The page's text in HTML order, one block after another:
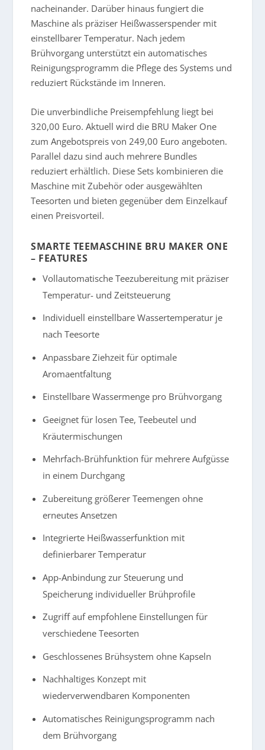
nacheinander. Darüber hinaus fungiert die
Maschine als präziser Heißwasserspender mit
einstellbarer Temperatur. Nach jedem
Brühvorgang unterstützt ein automatisches
Reinigungsprogramm die Pflege des Systems und
reduziert Rückstände im Inneren.
Die unverbindliche Preisempfehlung liegt bei
320,00 Euro. Aktuell wird die BRU Maker One
zum Angebotspreis von 249,00 Euro angeboten.
Parallel dazu sind auch mehrere Bundles
reduziert erhältlich. Diese Sets kombinieren die
Maschine mit Zubehör oder ausgewählten
Teesorten und bieten gegenüber dem Einzelkauf
einen Preisvorteil.
SMARTE TEEMASCHINE BRU MAKER ONE
– FEATURES
Vollautomatische Teezubereitung mit präziser
Temperatur- und Zeitsteuerung
Individuell einstellbare Wassertemperatur je
nach Teesorte
Anpassbare Ziehzeit für optimale
Aromaentfaltung
Einstellbare Wassermenge pro Brühvorgang
Geeignet für losen Tee, Teebeutel und
Kräutermischungen
Mehrfach-Brühfunktion für mehrere Aufgüsse
in einem Durchgang
Zubereitung größerer Teemengen ohne
erneutes Ansetzen
Integrierte Heißwasserfunktion mit
definierbarer Temperatur
App-Anbindung zur Steuerung und
Speicherung individueller Brühprofile
Zugriff auf empfohlene Einstellungen für
verschiedene Teesorten
Geschlossenes Brühsystem ohne Kapseln
Nachhaltiges Konzept mit
wiederverwendbaren Komponenten
Automatisches Reinigungsprogramm nach
dem Brühvorgang